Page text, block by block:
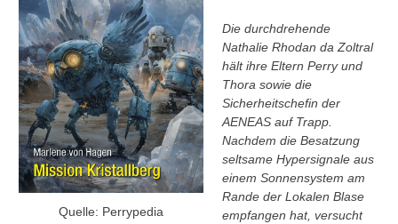
Quelle: Perrypedia
Die durchdrehende
Nathalie Rhodan da Zoltral
hält ihre Eltern Perry und
Thora sowie die
Sicherheitschefin der
AENEAS auf Trapp.
Nachdem die Besatzung
seltsame Hypersignale aus
einem Sonnensystem am
Rande der Lokalen Blase
empfangen hat, versucht